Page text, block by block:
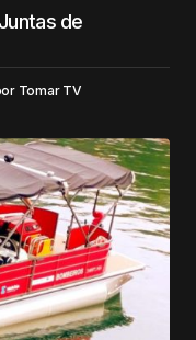
de
Tomar TV